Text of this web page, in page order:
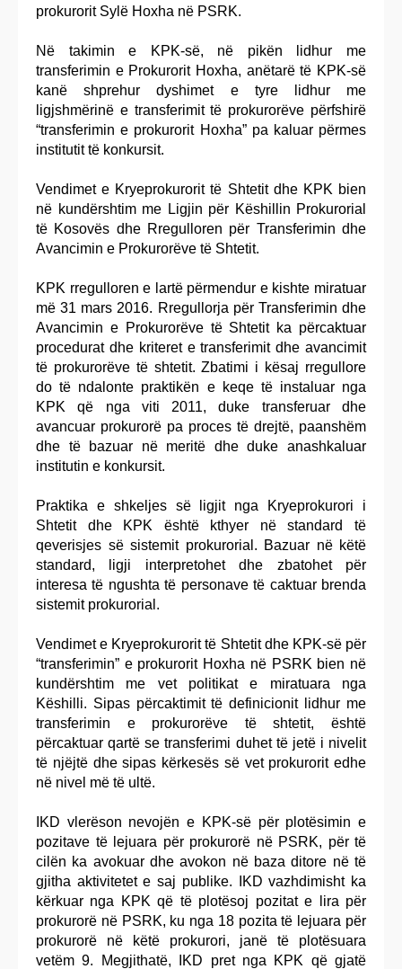
prokurorit Sylë Hoxha në PSRK.
Në takimin e KPK-së, në pikën lidhur me
transferimin e Prokurorit Hoxha, anëtarë të KPK-së
kanë shprehur dyshimet e tyre lidhur me
ligjshmërinë e transferimit të prokurorëve përfshirë
“transferimin e prokurorit Hoxha” pa kaluar përmes
institutit të konkursit.
Vendimet e Kryeprokurorit të Shtetit dhe KPK bien
në kundërshtim me Ligjin për Këshillin Prokurorial
të Kosovës dhe Rregulloren për Transferimin dhe
Avancimin e Prokurorëve të Shtetit.
KPK rregulloren e lartë përmendur e kishte miratuar
më 31 mars 2016. Rregullorja për Transferimin dhe
Avancimin e Prokurorëve të Shtetit ka përcaktuar
procedurat dhe kriteret e transferimit dhe avancimit
të prokurorëve të shtetit. Zbatimi i kësaj rregullore
do të ndalonte praktikën e keqe të instaluar nga
KPK që nga viti 2011, duke transferuar dhe
avancuar prokurorë pa proces të drejtë, paanshëm
dhe të bazuar në meritë dhe duke anashkaluar
institutin e konkursit.
Praktika e shkeljes së ligjit nga Kryeprokurori i
Shtetit dhe KPK është kthyer në standard të
qeverisjes së sistemit prokurorial. Bazuar në këtë
standard, ligji interpretohet dhe zbatohet për
interesa të ngushta të personave të caktuar brenda
sistemit prokurorial.
Vendimet e Kryeprokurorit të Shtetit dhe KPK-së për
“transferimin” e prokurorit Hoxha në PSRK bien në
kundërshtim me vet politikat e miratuara nga
Këshilli. Sipas përcaktimit të definicionit lidhur me
transferimin e prokurorëve të shtetit, është
përcaktuar qartë se transferimi duhet të jetë i nivelit
të njëjtë dhe sipas kërkesës së vet prokurorit edhe
në nivel më të ultë.
IKD vlerëson nevojën e KPK-së për plotësimin e
pozitave të lejuara për prokurorë në PSRK, për të
cilën ka avokuar dhe avokon në baza ditore në të
gjitha aktivitetet e saj publike. IKD vazhdimisht ka
kërkuar nga KPK që të plotësoj pozitat e lira për
prokurorë në PSRK, ku nga 18 pozita të lejuara për
prokurorë në këtë prokurori, janë të plotësuara
vetëm 9. Megjithatë, IKD pret nga KPK që gjatë